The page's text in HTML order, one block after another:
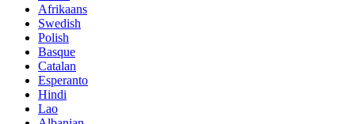
Afrikaans
Swedish
Polish
Basque
Catalan
Esperanto
Hindi
Lao